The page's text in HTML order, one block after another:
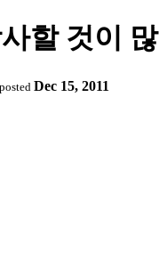
할 것이
posted Dec 15, 2011